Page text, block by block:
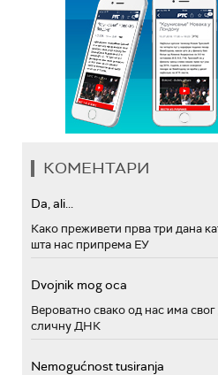
КОМЕНТАРИ
Da, ali...
Како преживети прва три дана
шта нас припрема ЕУ
Dvojnik mog oca
Вероватно свако од нас има свог
сличну ДНК
Nemogućnost tusiranja